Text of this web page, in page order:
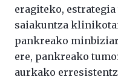
eragiteko,
saiakuntza
pankreako
ere, pankreako
aurkako